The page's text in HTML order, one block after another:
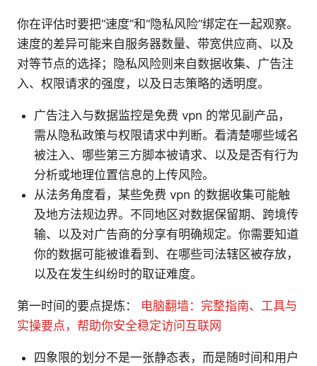
你在评估时要把“速度”和“隐私风险”绑定在一起观察。
速度的差异可能来自服务器数量、带宽供应商、以及
对等节点的选择；隐私风险则来自数据收集、广告注
入、权限请求的强度，以及日志策略的透明度。
广告注入与数据监控是免费 vpn 的常见副产品，
需从隐私政策与权限请求中判断。看清楚哪些域名
被注入、哪些第三方脚本被请求、以及是否有行为
分析或地理位置信息的上传风险。
从法务角度看，某些免费 vpn 的数据收集可能触
及地方法规边界。不同地区对数据保留期、跨境传
输、以及对广告商的分享有明确规定。你需要知道
你的数据可能被谁看到、在哪些司法辖区被存放，
以及在发生纠纷时的取证难度。
第一时间的要点提炼： 电脑翻墙：完整指南、工具与
实操要点，帮助你安全稳定访问互联网
四象限的划分不是一张静态表，而是随时间和用户